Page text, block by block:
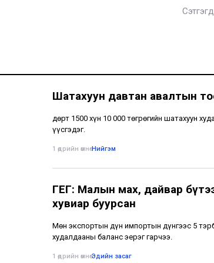
Шатахуун давтан авалтын
Өдөрт 1500 хүн 10 000 төгрөгийн шатахуун
үүсгэдэг.
1 өдрийн өмнө•Нийгэм
ГЕГ: Малын мах, дайвар
хувиар буурсан
Мөн экспортын дүн импортын дүнгээс 5
худалдааны баланс эерэг гарчээ.
1 өдрийн өмнө•Эдийн засаг